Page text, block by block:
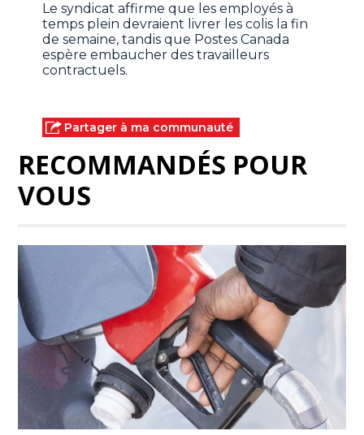
Le syndicat affirme que les employés à
temps plein devraient livrer les colis la fin
de semaine, tandis que Postes Canada
espère embaucher des travailleurs
contractuels.
Partager à ma communauté
RECOMMANDÉS POUR
VOUS